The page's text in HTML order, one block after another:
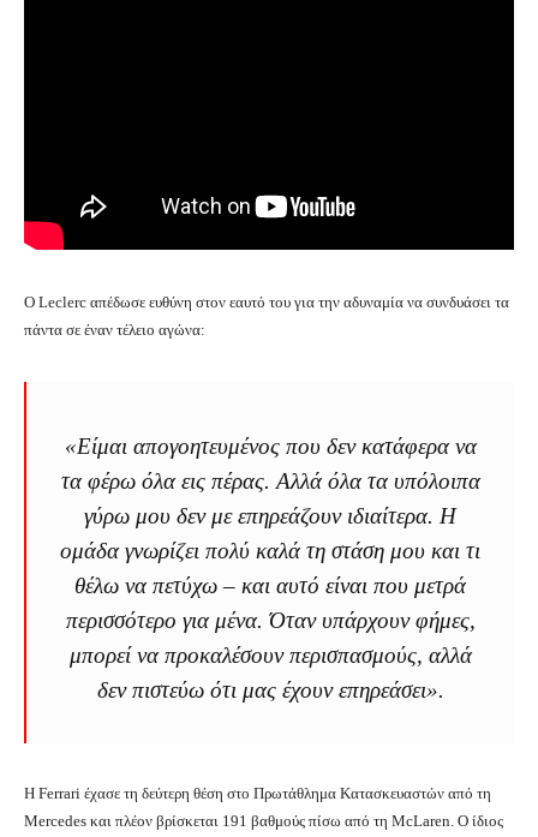
Ο Leclerc απέδωσε ευθύνη στον εαυτό του για την αδυναμία να συνδυάσει τα
πάντα σε έναν τέλειο αγώνα:
«Είμαι απογοητευμένος που δεν κατάφερα να
τα φέρω όλα εις πέρας. Αλλά όλα τα υπόλοιπα
γύρω μου δεν με επηρεάζουν ιδιαίτερα. Η
ομάδα γνωρίζει πολύ καλά τη στάση μου και τι
θέλω να πετύχω – και αυτό είναι που μετρά
περισσότερο για μένα. Όταν υπάρχουν φήμες,
μπορεί να προκαλέσουν περισπασμούς, αλλά
δεν πιστεύω ότι μας έχουν επηρεάσει».
Η Ferrari έχασε τη δεύτερη θέση στο Πρωτάθλημα Κατασκευαστών από τη
Mercedes και πλέον βρίσκεται 191 βαθμούς πίσω από τη McLaren. Ο ίδιος